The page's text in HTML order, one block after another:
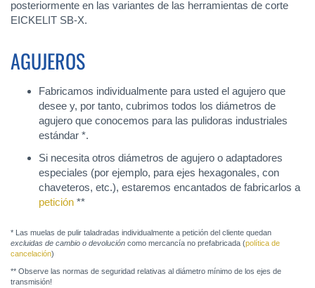
posteriormente en las variantes de las herramientas de corte
EICKELIT SB-X.
AGUJEROS
Fabricamos individualmente para usted el agujero que
desee y, por tanto, cubrimos todos los diámetros de
agujero que conocemos para las pulidoras industriales
estándar *.
Si necesita otros diámetros de agujero o adaptadores
especiales (por ejemplo, para ejes hexagonales, con
chaveteros, etc.), estaremos encantados de fabricarlos a
petición **
* Las muelas de pulir taladradas individualmente a petición del cliente quedan
excluidas de cambio o devolución como mercancía no prefabricada (política de
cancelación)
** Observe las normas de seguridad relativas al diámetro mínimo de los ejes de
transmisión!